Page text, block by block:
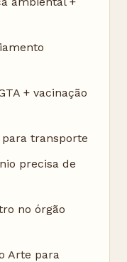
+ vacinação
transporte
precisa de
no órgão
Arte para